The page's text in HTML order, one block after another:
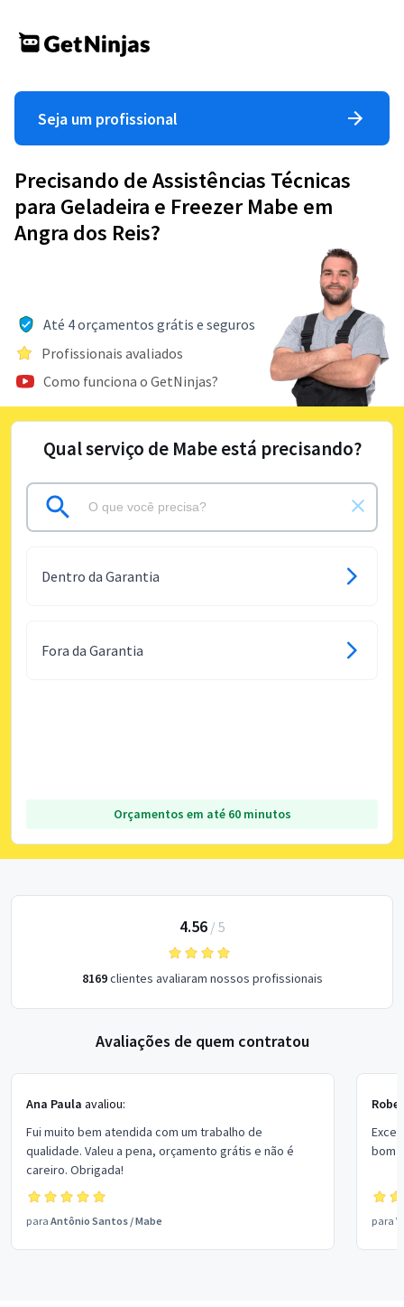
Seja um profissional
Precisando de Assistências Técnicas
para Geladeira e Freezer Mabe em
Angra dos Reis?
Até 4 orçamentos grátis e seguros
Profissionais avaliados
Como funciona o GetNinjas?
Qual serviço de Mabe está precisando?
Dentro da Garantia
Fora da Garantia
Orçamentos em até 60 minutos
4.56/ 5
8169clientes avaliaram nossos profissionais
Avaliações de quem contratou
Ana Paula avaliou:
Fui muito bem atendida com um trabalho de
qualidade. Valeu a pena, orçamento grátis e não é
careiro. Obrigada!
para Antônio Santos /Mabe
bom
para